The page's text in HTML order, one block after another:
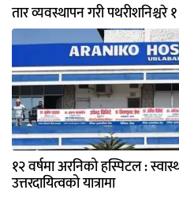
तार व्यवस्थापन गरी पथरीशनिश्चरे
१२ वर्षमा अरनिको हस्पिटल :
उत्तरदायित्वको यात्रामा